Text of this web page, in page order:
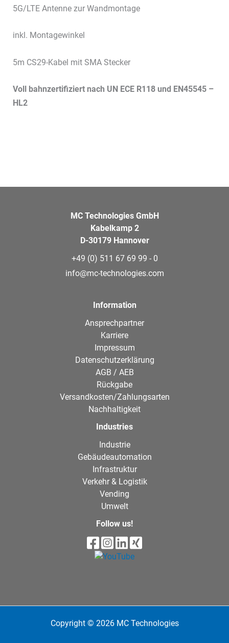
5G/LTE Antenne zur Wandmontage
inkl. Montagewinkel
5m CS29-Kabel mit SMA Stecker
Voll bahnzertifiziert nach UN ECE R118 und EN45545 –
HL2
MC Technologies GmbH
Kabelkamp 2
D-30179 Hannover
+49 (0) 511 67 69 99 - 0
info@mc-technologies.com
Information
Ansprechpartner
Karriere
Impressum
Datenschutzerklärung
AGB / AEB
Rückgabe
Versandkosten/Zahlungsarten
Nachhaltigkeit
Industries
Industrie
Gebäudeautomation
Infrastruktur
Verkehr & Logistik
Vending
Umwelt
Follow us!
Copyright © 2026 MC Technologies